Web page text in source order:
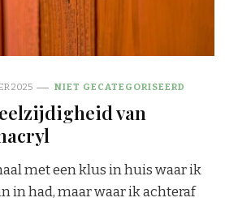
2025 NIET GECATEGORISEERD
van
met een klus in huis waar ik
in had, maar waar ik achteraf